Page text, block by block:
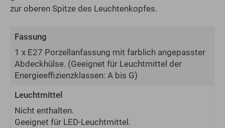
zur oberen Spitze des Leuchtenkopfes.
Fassung
1 x E27 Porzellanfassung mit farblich angepasster
Abdeckhülse. (Geeignet für Leuchtmittel der
Energie­effizienz­klassen: A bis G)
Leuchtmittel
Nicht enthalten.
Geeignet für LED-Leuchtmittel.